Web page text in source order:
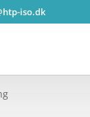
iso.dk